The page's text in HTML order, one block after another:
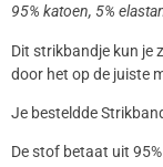
95% katoen, 5%
Dit strikbandje kun je
door het op de juiste
Je besteldde
De stof betaat uit